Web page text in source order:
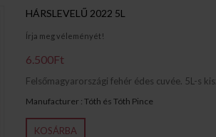
HÁRSLEVELŰ 2022 5L
Írja meg véleményét!
6.500Ft
Felsőmagyarországi fehér édes cuvée. 5L-s
Manufacturer : Tóth és Tóth Pince
KOSÁRBA